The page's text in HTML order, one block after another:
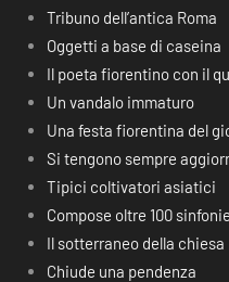
Tribuno dell’antica Roma
Oggetti a base di caseina
Il poeta fiorentino con il
Un vandalo immaturo
Una festa fiorentina del
Si tengono sempre
Tipici coltivatori asiatici
Compose oltre 100 sinfonie
Il sotterraneo della chiesa
Chiude una pendenza